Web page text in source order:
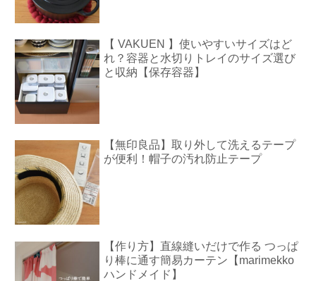
【 VAKUEN 】使いやすいサイズはど
れ？容器と水切りトレイのサイズ選び
と収納【保存容器】
【無印良品】取り外して洗えるテープ
が便利！帽子の汚れ防止テープ
【作り方】直線縫いだけで作る つっぱ
り棒に通す簡易カーテン【marimekko
ハンドメイド】